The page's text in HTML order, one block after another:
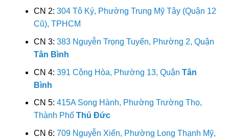
CN 2: 304 Tô Ký, Phường Trung Mỹ Tây (Quận 12
Cũ), TPHCM
CN 3: 383 Nguyễn Trọng Tuyển, Phường 2, Quận
Tân Bình
CN 4: 391 Cộng Hòa, Phường 13, Quận Tân
Bình
CN 5: 415A Song Hành, Phường Trường Thọ,
Thành Phố Thủ Đức
CN 6: 709 Nguyễn Xiển, Phường Long Thạnh Mỹ,